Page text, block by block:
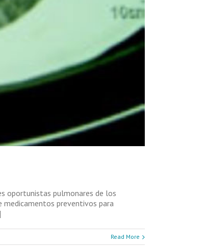
oportunistas pulmonares de los
preventivos para
Read More